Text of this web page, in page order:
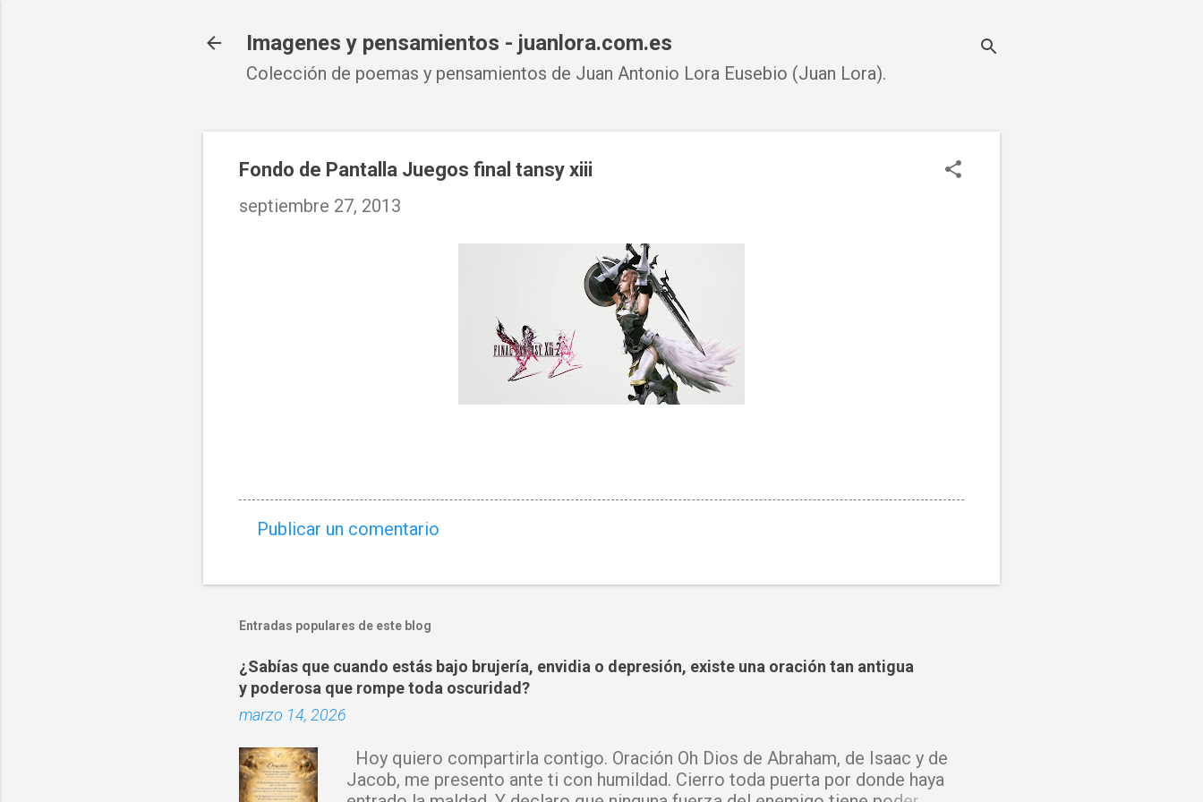
Imagenes y pensamientos - juanlora.com.es
Colección de poemas y pensamientos de Juan Antonio Lora Eusebio (Juan Lora).
Fondo de Pantalla Juegos final tansy xiii
septiembre 27, 2013
e
t
a
r
i
o
s
Publicar un comentario
Entradas populares de este blog
¿Sabías que cuando estás bajo brujería, envidia o depresión, existe una oración tan antigua
y poderosa que rompe toda oscuridad?
marzo 14, 2026
Hoy quiero compartirla contigo. Oración Oh Dios de Abraham, de Isaac y de
Jacob, me presento ante ti con humildad. Cierro toda puerta por donde haya